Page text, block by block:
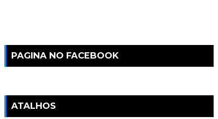
PAGINA NO FACEBOOK
ATALHOS